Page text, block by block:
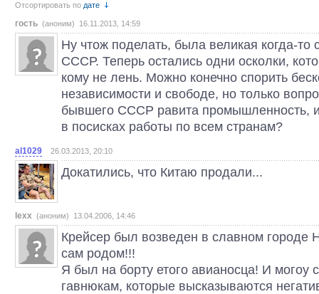
Отсортировать по дате
гость (аноним) 16.11.2013, 14:59
Ну чтож поделать, была великая когда-то
СССР. Теперь остались одни осколки,
кому не лень. Можно конечно спорить
независимости и свободе, но только
бывшего СССР равита промышленность,
в посисках работы по всем странам?
al1029 26.03.2013, 20:10
Докатились, что Китаю продали...
lexx (аноним) 13.04.2006, 14:46
Крейсер был возведен в славном городе
сам родом!!!
Я был на борту етого авианосца! И могоу
гавнюкам, которые высказываются